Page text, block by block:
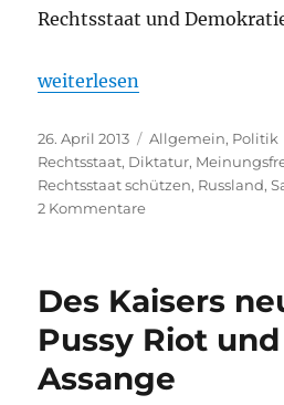
Rechtsstaat und
„Pussy Riot:
weiterlesen
Veröffentlicht
am
26. April 2013 Kategorien
Allgemein, Politik
Rechtsstaat, Diktatur,
Rechtsstaat schützen, Russland,
2 Kommentarezu
Rechtsstaaten
müssen
handeln
Des Kaisers
Pussy Riot
Assange